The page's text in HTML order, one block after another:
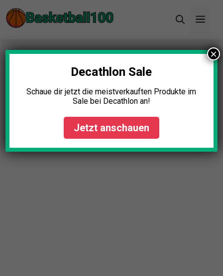
Zum
Inhalt
Startseite»Blog»NBA Trikots Original Test: Die
11 besten (Bestenliste)
NBA Trikots Original Test: Die
11 besten (Bestenliste)
Johanna Schmidt April 23, 2025
Decathlon Sale
Schaue dir jetzt die meistverkauften Produkte im
Sale bei Decathlon an!
Jetzt anschauen
×